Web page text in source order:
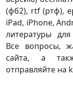
(фб2), rtf (ртф),
iPad, iPhone,
литературы
Все вопросы,
сайта, а
отправляйте на